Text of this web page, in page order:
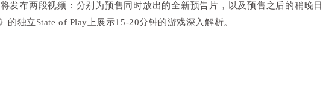
发布两段视频：分别为预售同时放出的全新预告片，以及预售之后的稍晚日
的独立State of Play上展示15-20分钟的游戏深入解析。